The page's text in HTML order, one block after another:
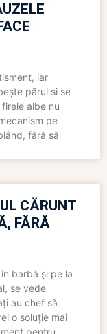
iar
părul și se
albe nu
pe
fără să
CĂRUNT
FĂRĂ
barbă și pe la
se vede
au chef să
o soluție mai